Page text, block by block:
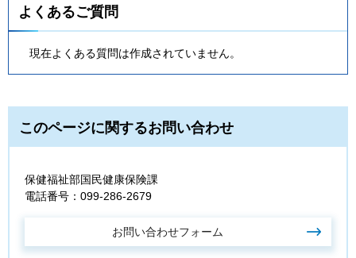
よくあるご質問
現在よくある質問は作成されていません。
このページに関するお問い合わせ
保健福祉部国民健康保険課
電話番号：099-286-2679